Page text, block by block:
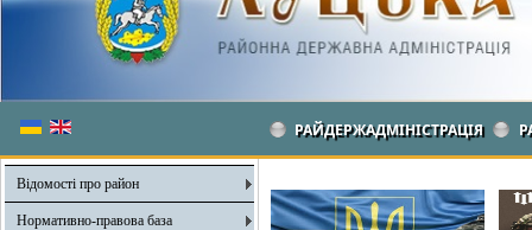
РАЙДЕРЖАДМІНІСТРАЦІЯ
Відомості про район
Нормативно-правова база